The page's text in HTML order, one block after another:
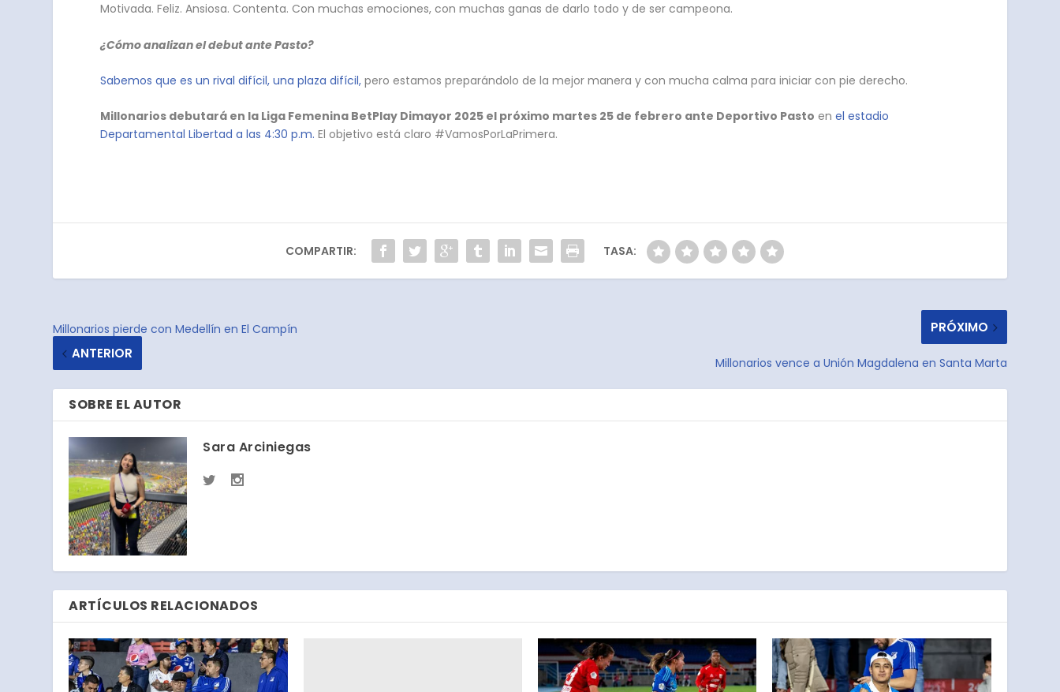
Motivada. Feliz. Ansiosa. Contenta. Con muchas emociones, con muchas ganas de darlo todo y de ser campeona.
¿Cómo analizan el debut ante Pasto?
Sabemos que es un rival difícil, una plaza difícil, pero estamos preparándolo de la mejor manera y con mucha calma para iniciar con pie derecho.
Millonarios debutará en la Liga Femenina BetPlay Dimayor 2025 el próximo martes 25 de febrero ante Deportivo Pasto enel estadio
Departamental Libertad a las 4:30 p.m. El objetivo está claro #VamosPorLaPrimera.
COMPARTIR: TASA:
Millonarios pierde con Medellín en El Campín
ANTERIOR
PRÓXIMO
Millonarios vence a Unión Magdalena en Santa Marta
SOBRE EL AUTOR
Sara Arciniegas
ARTÍCULOS RELACIONADOS